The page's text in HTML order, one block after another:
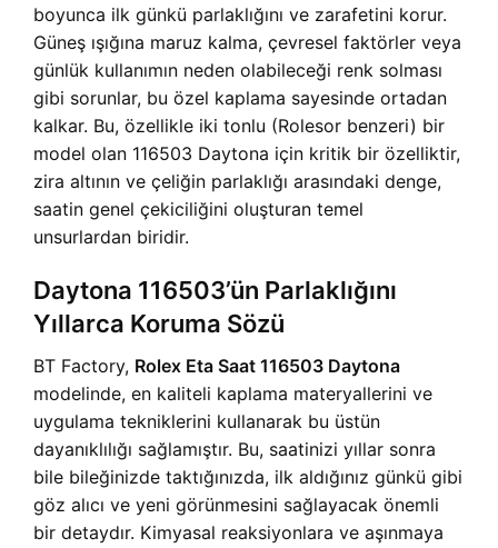
boyunca ilk günkü parlaklığını ve zarafetini korur.
Güneş ışığına maruz kalma, çevresel faktörler veya
günlük kullanımın neden olabileceği renk solması
gibi sorunlar, bu özel kaplama sayesinde ortadan
kalkar. Bu, özellikle iki tonlu (Rolesor benzeri) bir
model olan 116503 Daytona için kritik bir özelliktir,
zira altının ve çeliğin parlaklığı arasındaki denge,
saatin genel çekiciliğini oluşturan temel
unsurlardan biridir.
Daytona 116503’ün Parlaklığını
Yıllarca Koruma Sözü
BT Factory, Rolex Eta Saat 116503 Daytona
modelinde, en kaliteli kaplama materyallerini ve
uygulama tekniklerini kullanarak bu üstün
dayanıklılığı sağlamıştır. Bu, saatinizi yıllar sonra
bile bileğinizde taktığınızda, ilk aldığınız günkü gibi
göz alıcı ve yeni görünmesini sağlayacak önemli
bir detaydır. Kimyasal reaksiyonlara ve aşınmaya